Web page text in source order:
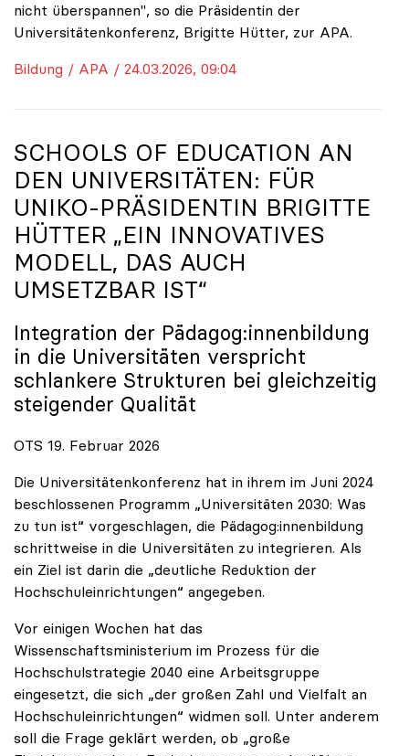
nicht überspannen", so die Präsidentin der
Universitätenkonferenz, Brigitte Hütter, zur APA.
Bildung / APA / 24.03.2026, 09:04
SCHOOLS OF EDUCATION AN
DEN UNIVERSITÄTEN: FÜR
UNIKO-PRÄSIDENTIN BRIGITTE
HÜTTER „EIN INNOVATIVES
MODELL, DAS AUCH
UMSETZBAR IST“
Integration der Pädagog:innenbildung
in die Universitäten verspricht
schlankere Strukturen bei gleichzeitig
steigender Qualität
OTS 19. Februar 2026
Die Universitätenkonferenz hat in ihrem im Juni 2024
beschlossenen Programm „Universitäten 2030: Was
zu tun ist“ vorgeschlagen, die Pädagog:innenbildung
schrittweise in die Universitäten zu integrieren. Als
ein Ziel ist darin die „deutliche Reduktion der
Hochschuleinrichtungen“ angegeben.
Vor einigen Wochen hat das
Wissenschaftsministerium im Prozess für die
Hochschulstrategie 2040 eine Arbeitsgruppe
eingesetzt, die sich „der großen Zahl und Vielfalt an
Hochschuleinrichtungen“ widmen soll. Unter anderem
soll die Frage geklärt werden, ob „große